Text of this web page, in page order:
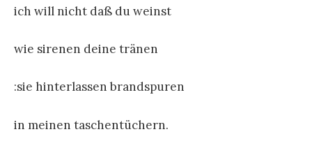
ich will nicht daß du weinst
wie sirenen deine tränen
:sie hinterlassen brandspuren
in meinen taschentüchern.